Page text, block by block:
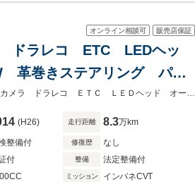
オンライン相談可 販売店保証
ドラレコ ETC LEDヘッ
革巻きステアリング パド
納ドアミラー プライバシ★グループ約３０，０００台の在庫から取り寄せ可能！★純正ナビ バックカメラ ドラレコ ＥＴＣ ＬＥＤヘッド オートライト オートエアコン 純正ＡＷ
(H26) 走行距離 8.3万km
整備付 修復歴 なし
付 整備 法定整備付
ミッション インパネCVT